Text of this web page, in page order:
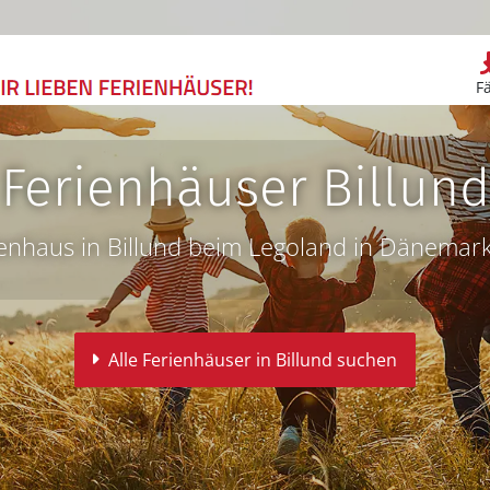
Ferienhäuser Billund
in Billund beim Legoland in
Alle Ferienhäuser in Billund suchen